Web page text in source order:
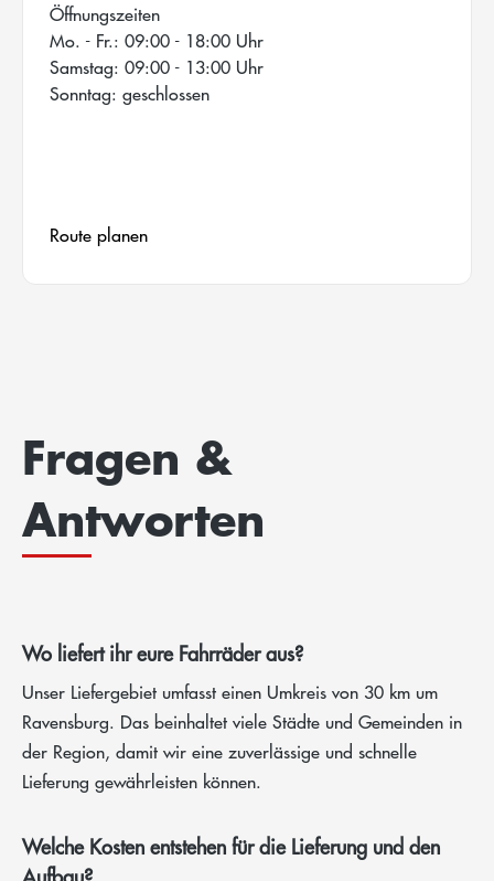
Öffnungszeiten
Mo. - Fr.: 09:00 - 18:00 Uhr
Samstag: 09:00 - 13:00 Uhr
Sonntag: geschlossen
Route planen
Fragen &
Antworten
Wo liefert ihr eure Fahrräder aus?
Unser Liefergebiet umfasst einen Umkreis von 30 km um
Ravensburg. Das beinhaltet viele Städte und Gemeinden in
der Region, damit wir eine zuverlässige und schnelle
Lieferung gewährleisten können.
Welche Kosten entstehen für die Lieferung und den